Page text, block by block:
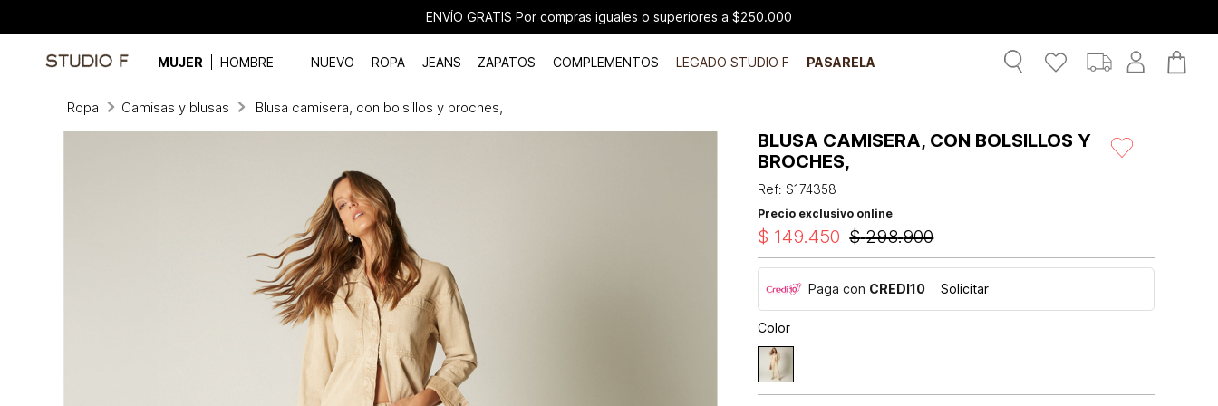
ENVÍO GRATIS Por compras iguales o superiores a $250.000
MUJER HOMBRE NUEVO ROPA JEANS ZAPATOS COMPLEMENTOS LEGADO STUDIO F PASARELA
Ropa Camisas y blusas Blusa camisera, con bolsillos y broches,
BLUSA CAMISERA, CON BOLSILLOS Y
BROCHES,
Ref:S174358
Precio exclusivo online
$ 298.900
$ 149.450
Paga con CREDI10 Solicitar
Color